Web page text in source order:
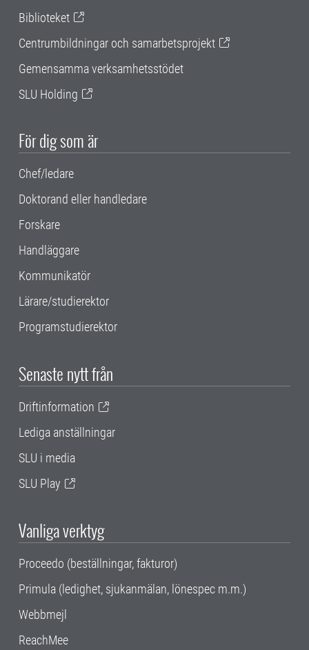
Biblioteket
Centrumbildningar och samarbetsprojekt
Gemensamma verksamhetsstödet
SLU Holding
För dig som är
Chef/ledare
Doktorand eller handledare
Forskare
Handläggare
Kommunikatör
Lärare/studierektor
Programstudierektor
Senaste nytt från
Driftinformation
Lediga anställningar
SLU i media
SLU Play
Vanliga verktyg
Proceedo (beställningar, fakturor)
Primula (ledighet, sjukanmälan, lönespec m.m.)
Webbmejl
ReachMee